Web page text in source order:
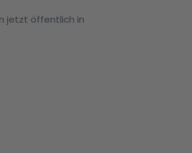
jetzt öffentlich in